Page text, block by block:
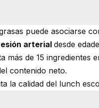
puede asociarse
arterial desde
más de 15 ingredientes
contenido neto.
la calidad del lunch